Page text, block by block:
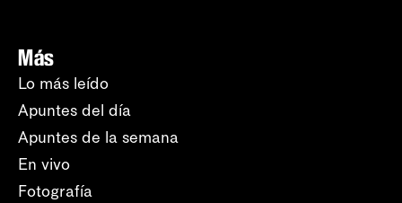
Más
Lo más leído
Apuntes del día
Apuntes de la semana
En vivo
Fotografía